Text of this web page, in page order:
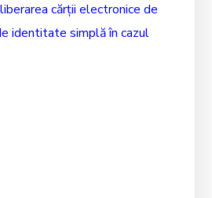
cărții electronice de
identitate simplă în cazul